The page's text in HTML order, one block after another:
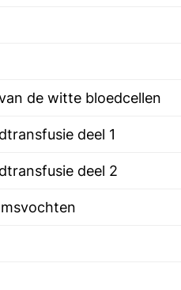
de witte bloedcellen
deel 1
deel 2